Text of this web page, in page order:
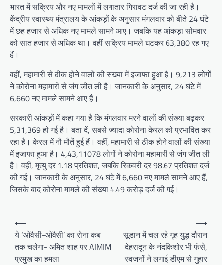
भारत में सक्रिय और नए मामलों में लगातार गिरावट दर्ज की जा रही है।
केंद्रीय स्वास्थ्य मंत्रालय के आंकड़ों के अनुसार मंगलवार को बीते 24 घंटे
में छह हजार से अधिक नए मामले सामने आए। जबकि यह आंकड़ा सोमवार
को सात हजार से अधिक था। वहीं सक्रिय मामले घटकर 63,380 रह गए
हैं।
वहीं, महामारी से ठीक होने वालों की संख्या में इजाफा हुआ है। 9,213 लोगों
ने कोरोना महामारी से जंग जीत ली है। जानकारी के अनुसार, 24 घंटे में
6,660 नए मामले सामने आए हैं।
सरकारी आंकड़ों में कहा गया है कि मंगलवार मरने वालों की संख्या बढ़कर
5,31,369 हो गई है। बता दें, सबसे ज्यादा कोरोना केरल को प्रभावित कर
रहा है। केरल में नौ मौतें हुई हैं। वहीं, महामारी से ठीक होने वालों की संख्या
में इजाफा हुआ है। 4,43,11078 लोगों ने कोरोना महामारी से जंग जीत ली
है। वहीं, मृत्यु दर 1.18 प्रतिशत, जबकि रिकवरी दर 98.67 प्रतिशत दर्ज
की गई। जानकारी के अनुसार, 24 घंटे में 6,660 नए मामले सामने आए हैं,
जिसके बाद कोरोना मामले की संख्या 4.49 करोड़ दर्ज की गई।
o
⟵
ये ‘ओवैसी-ओवैसी’ का रोना कब
तक चलेगा- अमित शाह पर AIMIM
प्रमुख का हमला
सूडान में चल रहे गृह युद्ध दौरान
देहरादून के नंदकिशोर भी फंसे,
स्वजनों ने लगाई डीएम से गुहार
⟶